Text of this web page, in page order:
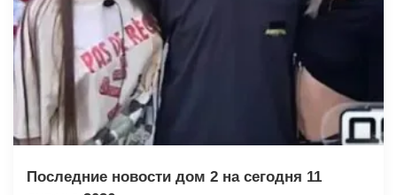
Последние новости дом 2 на сегодня 11